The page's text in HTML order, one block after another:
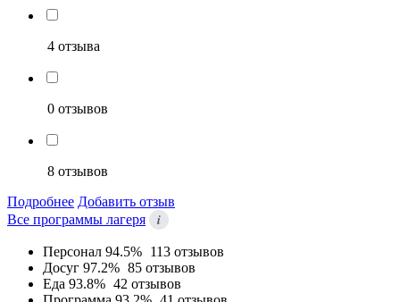
4 отзыва
0 отзывов
8 отзывов
Подробнее Добавить отзыв
Все программы лагеря
i
Персонал 94.5% 113 отзывов
Досуг 97.2% 85 отзывов
Еда 93.8% 42 отзывов